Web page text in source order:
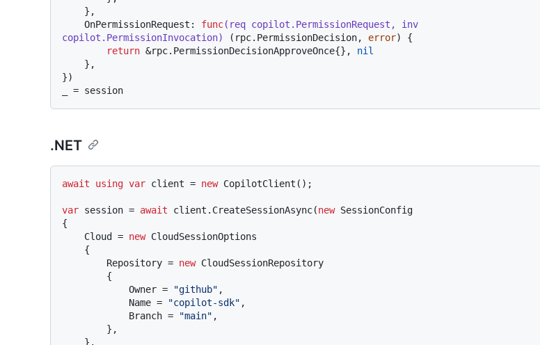
    OnPermissionRequest:
func(req copilot.PermissionRequest, inv
copilot.PermissionInvocation)
(rpc.PermissionDecision, error) {
return &rpc.PermissionDecisionApproveOnce{}, nil
})
.NET
await using var client = new CopilotClient();
var session = await client.CreateSessionAsync(new SessionConfig
{
    Cloud =
new CloudSessionOptions
        Repository =
new CloudSessionRepository
            Owner =
"github" ,
            Name =
"copilot-sdk" ,
            Branch =
"main" ,